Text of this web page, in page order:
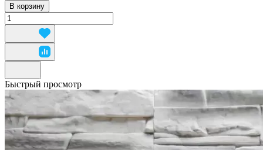
В корзину
Быстрый просмотр